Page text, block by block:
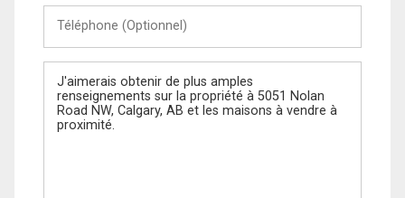
(Optionnel)
Message